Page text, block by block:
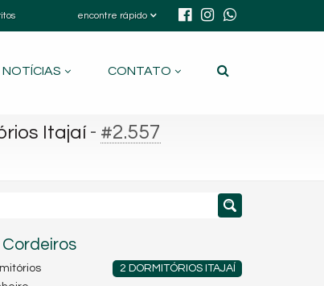
encontre rápido
NOTÍCIAS CONTATO
Itajaí- #2.557
Cordeiros
2 DORMITÓRIOS ITAJAÍ